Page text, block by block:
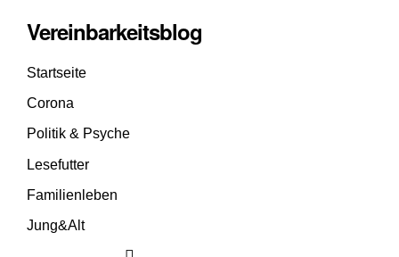
Vereinbarkeitsblog
Startseite
Corona
Politik & Psyche
Lesefutter
Familienleben
Jung&Alt